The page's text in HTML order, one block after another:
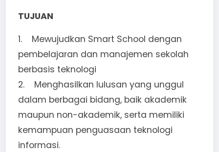
TUJUAN
1. Mewujudkan Smart School dengan
pembelajaran dan manajemen sekolah
berbasis teknologi
2. Menghasilkan lulusan yang unggul
dalam berbagai bidang, baik akademik
maupun non-akademik, serta memiliki
kemampuan penguasaan teknologi
informasi.